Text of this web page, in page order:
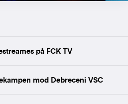
på FCK TV
mod Debreceni VSC